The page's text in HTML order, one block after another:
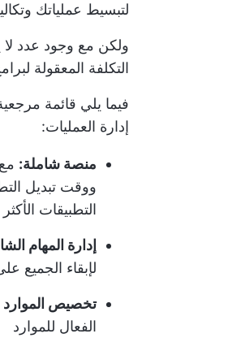
لتبسيط عملياتك
ولكن مع وجود عدد لا
التكلفة المعقولة
فيما يلي قائمة
إدارة العمليات:
منصة شاملة:
ووقت تبديل
التطبيقات
إدارة المهام
لإبقاء الجميع
تخصيص الموارد
الفعال للموارد